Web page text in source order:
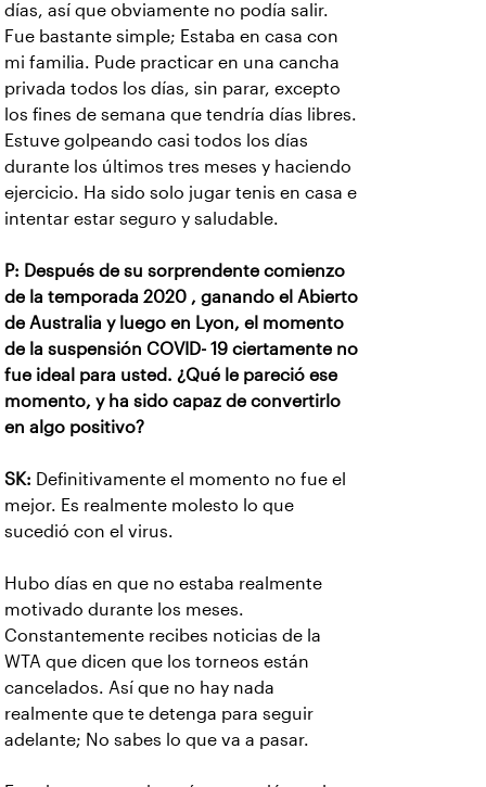
días, así que obviamente no podía salir.
Fue bastante simple; Estaba en casa con
mi familia. Pude practicar en una cancha
privada todos los días, sin parar, excepto
los fines de semana que tendría días libres.
Estuve golpeando casi todos los días
durante los últimos tres meses y haciendo
ejercicio. Ha sido solo jugar tenis en casa e
intentar estar seguro y saludable.
P: Después de su sorprendente comienzo
de la temporada 2020 , ganando el Abierto
de Australia y luego en Lyon, el momento
de la suspensión COVID- 19 ciertamente no
fue ideal para usted. ¿Qué le pareció ese
momento, y ha sido capaz de convertirlo
en algo positivo?
SK: Definitivamente el momento no fue el
mejor. Es realmente molesto lo que
sucedió con el virus.
Hubo días en que no estaba realmente
motivado durante los meses.
Constantemente recibes noticias de la
WTA que dicen que los torneos están
cancelados. Así que no hay nada
realmente que te detenga para seguir
adelante; No sabes lo que va a pasar.